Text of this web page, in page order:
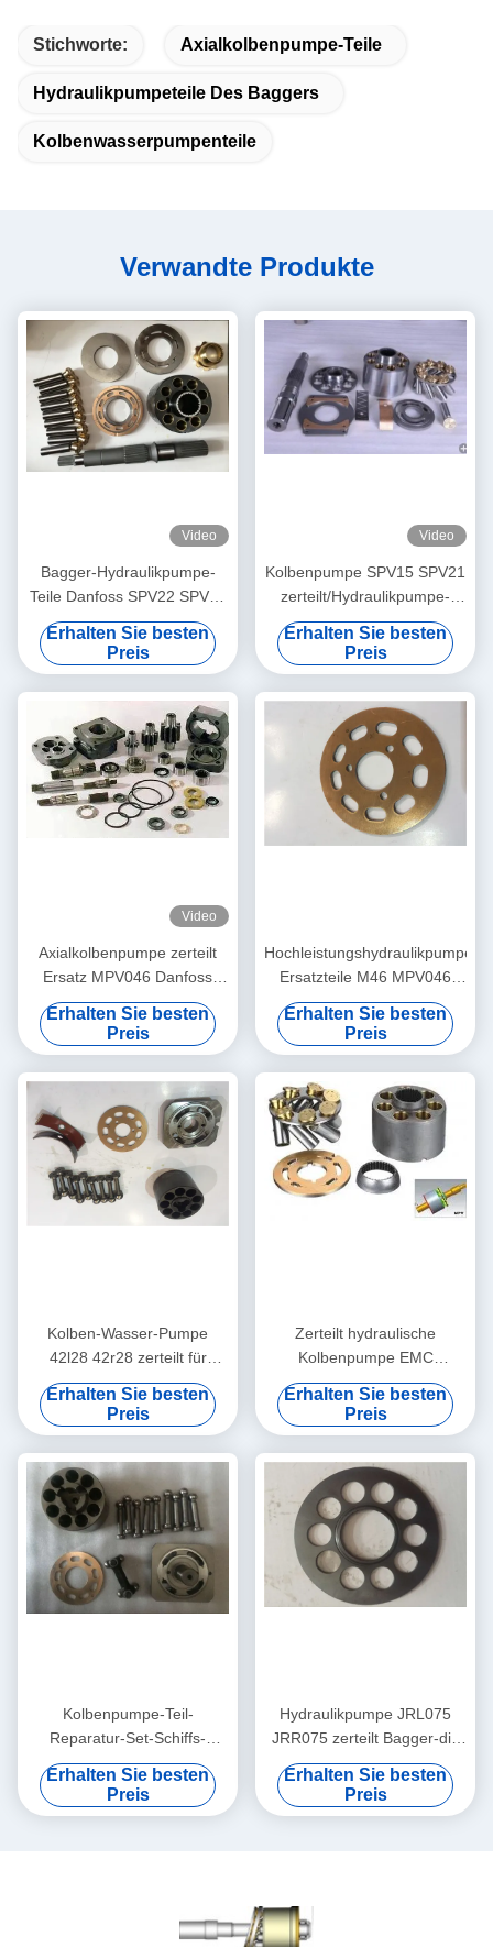
Stichworte: Axialkolbenpumpe-Teile
Hydraulikpumpeteile Des Baggers
Kolbenwasserpumpenteile
Verwandte Produkte
Video
Bagger-Hydraulikpumpe-
Teile Danfoss SPV22 SPV24
für Betonpumpe-LKW
Erhalten Sie besten
Preis
Video
Kolbenpumpe SPV15 SPV21
zerteilt/Hydraulikpumpe-
Bewegungsteile Sundstrand-
Reihe 23 24 25
Erhalten Sie besten
Preis
Video
Axialkolbenpumpe zerteilt
Ersatz MPV046 Danfoss
MPV046 MPTO44 MPTO35
Erhalten Sie besten
Preis
Hochleistungshydraulikpumpe-
Ersatzteile M46 MPV046
MF35 MPTO35 SPV6-119
Erhalten Sie besten
Preis
Kolben-Wasser-Pumpe
42l28 42r28 zerteilt für
Schock-Pumpe umgebautes
Modell Pv90r100
Erhalten Sie besten
Preis
Zerteilt hydraulische
Kolbenpumpe EMC
PV90L130 90M130
90R130/Bagger-Pumpen-
Teile
Erhalten Sie besten
Preis
Kolbenpumpe-Teil-
Reparatur-Set-Schiffs-
Hydrauliksystem-
Unterstützung JRL045
JRR045 JRR051B
Erhalten Sie besten
Preis
Hydraulikpumpe JRL075
JRR075 zerteilt Bagger-die
Hauptpumpen-
Bewegungsreparatur
Erhalten Sie besten
Preis